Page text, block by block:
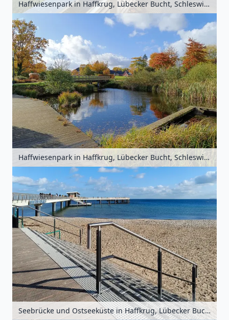
Haffwiesenpark in Haffkrug, Lübecker Bucht, Schleswig-Holstein, Deutschland
Haffwiesenpark in Haffkrug, Lübecker Bucht, Schleswig-Holstein, Deutschland
Seebrücke und Ostseeküste in Haffkrug, Lübecker Bucht, Schleswig-Holstein, Deutschland